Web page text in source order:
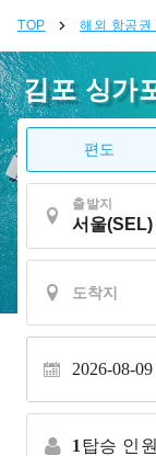
TOP 해외 항공권
김포 싱가
편도
출발지
2026-08-09
1 탑승 인